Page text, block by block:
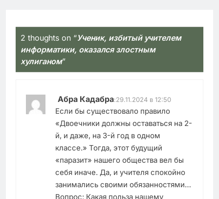
2 thoughts on “Ученик, избитый учителем
информатики, оказался злостным
хулиганом”
Абра Кадабра:29.11.2024 в 12:50
Если бы существовало правило
«Двоечники должны оставаться на 2-
й, и даже, на 3-й год в одном
классе.» Тогда, этот будущий
«паразит» нашего общества вел бы
себя иначе. Да, и учителя спокойно
занимались своими обязанностями…
Вопрос: Какая польза нашему